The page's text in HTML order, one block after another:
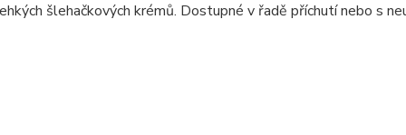
šlehačkových krémů. Dostupné v řadě příchutí nebo s